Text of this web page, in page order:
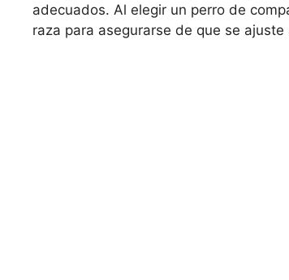
adecuados. Al elegir un perro de
raza para asegurarse de que se